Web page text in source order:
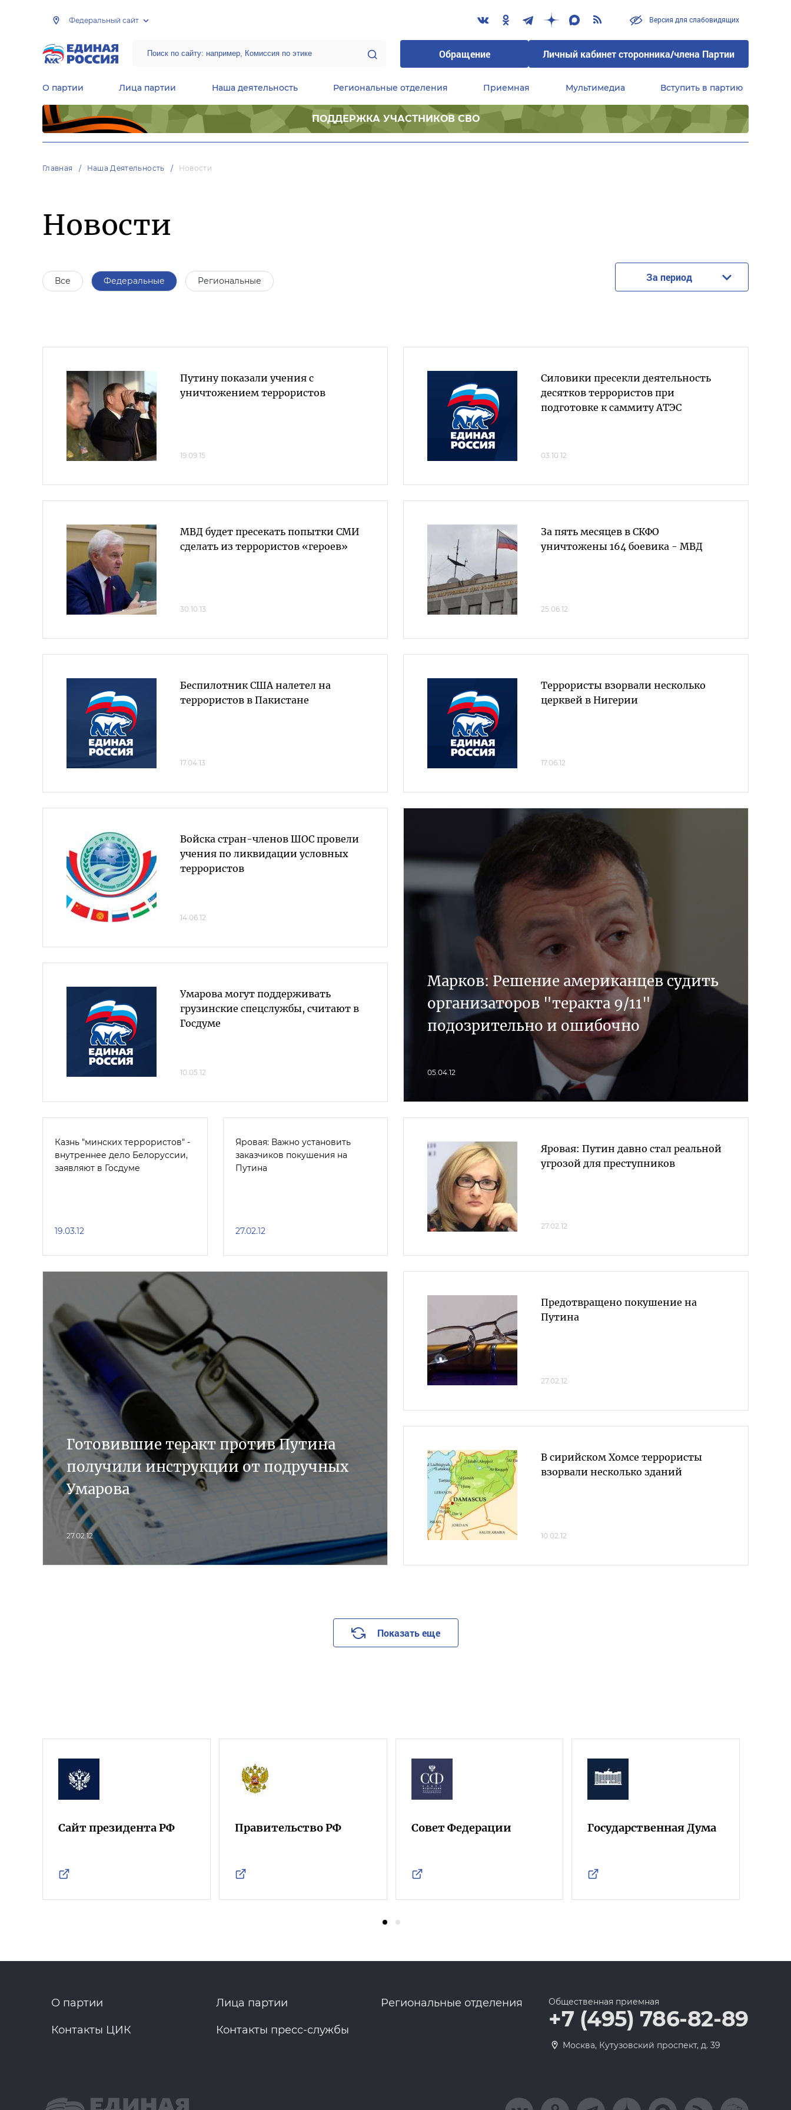
Федеральный сайт Версия для слабовидящих
Обращение Личный кабинет сторонника/члена Партии
О партии Лица партии Наша деятельность Региональные отделения Приемная Мультимедиа Вступить в партию
ПОДДЕРЖКА УЧАСТНИКОВ СВО
Главная Наша Деятельность Новости
Новости
Все Федеральные Региональные За период
Путину показали учения с
уничтожением террористов
19.09.15
МВД будет пресекать попытки СМИ
сделать из террористов «героев»
30.10.13
Беспилотник США налетел на
террористов в Пакистане
17.04.13
Силовики пресекли деятельность
десятков террористов при
подготовке к саммиту АТЭС
03.10.12
За пять месяцев в СКФО
уничтожены 164 боевика - МВД
25.06.12
Террористы взорвали несколько
церквей в Нигерии
17.06.12
Войска стран-членов ШОС провели
учения по ликвидации условных
террористов
14.06.12
Умарова могут поддерживать
грузинские спецслужбы, считают в
Госдуме
10.05.12
Марков: Решение американцев судить
организаторов "теракта 9/11"
подозрительно и ошибочно
05.04.12
Казнь "минских террористов" -
внутреннее дело Белоруссии,
заявляют в Госдуме
19.03.12
Яровая: Важно установить
заказчиков покушения на
Путина
27.02.12
Яровая: Путин давно стал реальной
угрозой для преступников
27.02.12
Готовившие теракт против Путина
получили инструкции от подручных
Умарова
27.02.12
Предотвращено покушение на
Путина
27.02.12
В сирийском Хомсе террористы
взорвали несколько зданий
10.02.12
Показать еще
Сайт президента РФ Правительство РФ Совет Федерации Государственная Дума
О партии Лица партии Региональные отделения
Контакты ЦИК Контакты пресс-службы
Общественная приемная
+7 (495) 786-82-89
Москва, Кутузовский проспект, д. 39